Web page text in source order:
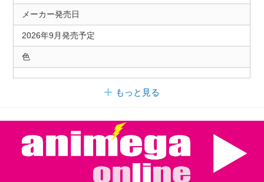
メーカー発売日
2026年9月発売予定
色
もっと見る